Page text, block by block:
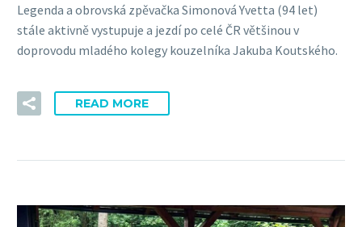
Legenda a obrovská zpěvačka Simonová Yvetta (94 let)
stále aktivně vystupuje a jezdí po celé ČR většinou v
doprovodu mladého kolegy kouzelníka Jakuba Koutského.
READ MORE